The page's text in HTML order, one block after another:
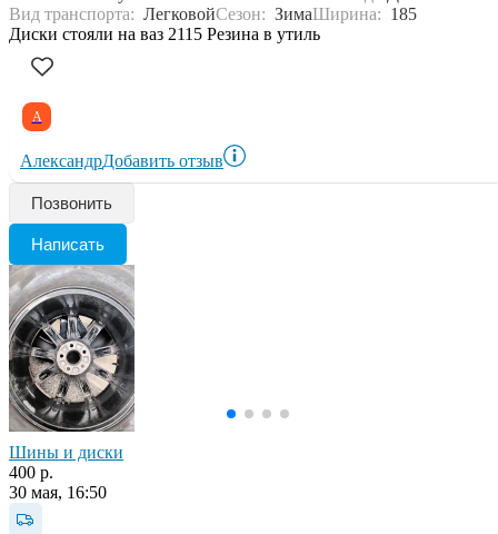
Вид транспорта: ЛегковойСезон: ЗимаШирина: 185
Диски стояли на ваз 2115 Резина в утиль
А
АлександрДобавить отзыв
Позвонить
Написать
Шины и диски
400 р.
30 мая, 16:50